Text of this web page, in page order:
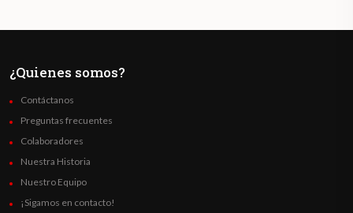
¿Quienes somos?
Contáctanos
Preguntas frecuentes
Colaboradores
Nuestra Historia
Nuestro Equipo
¡Sigamos en contacto!